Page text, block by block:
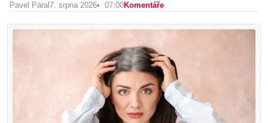
Pavel Páral 7. srpna 2026 07:00Komentáře